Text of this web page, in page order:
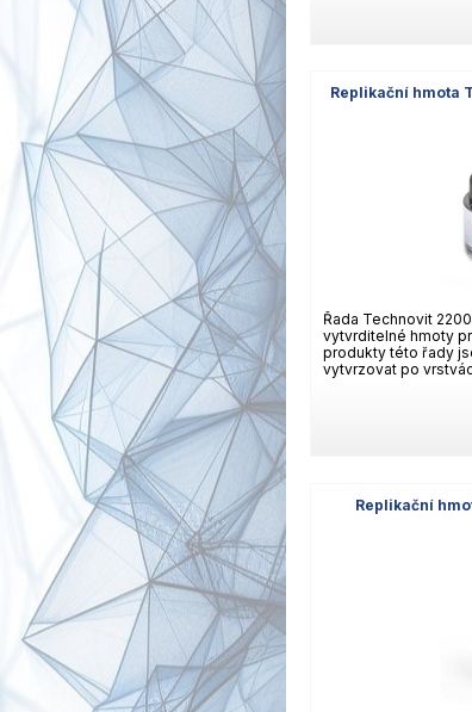
Replikační hmota
Řada Technovit
vytvrditelné hmoty
produkty této řady
vytvrzovat po
Replikační